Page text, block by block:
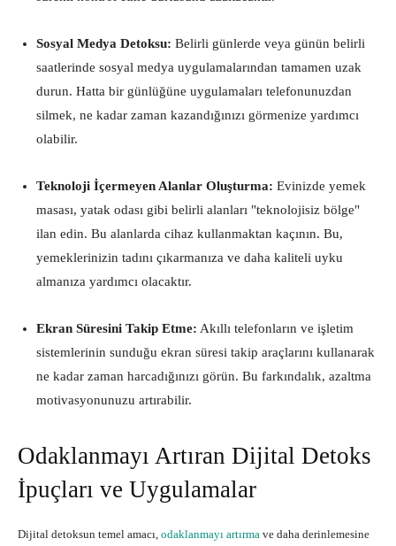
Sosyal Medya Detoksu: Belirli günlerde veya günün belirli
saatlerinde sosyal medya uygulamalarından tamamen uzak
durun. Hatta bir günlüğüne uygulamaları telefonunuzdan
silmek, ne kadar zaman kazandığınızı görmenize yardımcı
olabilir.
Teknoloji İçermeyen Alanlar Oluşturma: Evinizde yemek
masası, yatak odası gibi belirli alanları "teknolojisiz bölge"
ilan edin. Bu alanlarda cihaz kullanmaktan kaçının. Bu,
yemeklerinizin tadını çıkarmanıza ve daha kaliteli uyku
almanıza yardımcı olacaktır.
Ekran Süresini Takip Etme: Akıllı telefonların ve işletim
sistemlerinin sunduğu ekran süresi takip araçlarını kullanarak
ne kadar zaman harcadığınızı görün. Bu farkındalık, azaltma
motivasyonunuzu artırabilir.
Odaklanmayı Artıran Dijital Detoks
İpuçları ve Uygulamalar
Dijital detoksun temel amacı, odaklanmayı artırma ve daha derinlemesine